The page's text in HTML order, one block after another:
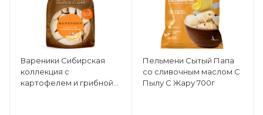
Вареники Сибирская
коллекция с
картофелем и грибной
Пельмени Сытый Папа
со сливочным маслом С
Пылу С Жару 700г